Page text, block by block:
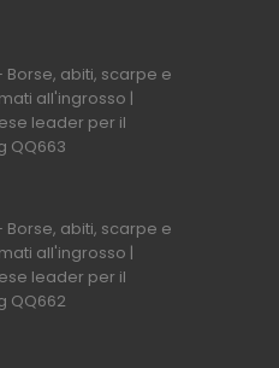
Borse, abiti, scarpe e
all'ingrosso |
leader per il
QQ663
Borse, abiti, scarpe e
all'ingrosso |
leader per il
QQ662